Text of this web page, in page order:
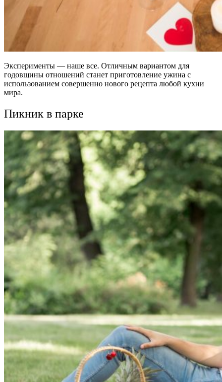
Эксперименты — наше все. Отличным вариантом для
годовщины отношений станет приготовление ужина с
использованием совершенно нового рецепта любой кухни
мира.
Пикник в парке